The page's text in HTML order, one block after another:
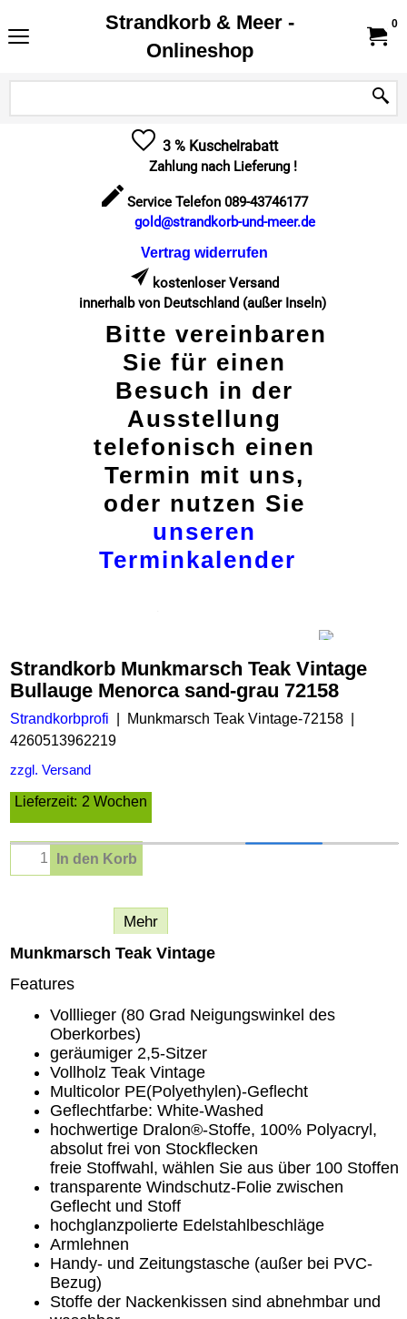
Strandkorb & Meer -
Onlineshop
0
3 % Kuschelrabatt
Zahlung nach Lieferung !
Service Telefon 089-43746177
gold@strandkorb-und-meer.de
Vertrag widerrufen
kostenloser Versand
innerhalb von Deutschland (außer Inseln)
Bitte vereinbaren
Sie für einen
Besuch in der
Ausstellung
telefonisch einen
Termin mit uns,
oder nutzen Sie
unseren
Terminkalender
Strandkorb Munkmarsch Teak Vintage
Bullauge Menorca sand-grau 72158
Strandkorbprofi
Munkmarsch Teak Vintage-72158
4260513962219
zzgl. Versand
Lieferzeit: 2 Wochen
In den Korb
Mehr
Munkmarsch Teak Vintage
Features
Volllieger (80 Grad Neigungswinkel des
Oberkorbes)
geräumiger 2,5-Sitzer
Vollholz Teak Vintage
Multicolor PE(Polyethylen)-Geflecht
Geflechtfarbe: White-Washed
hochwertige Dralon®-Stoffe, 100% Polyacryl,
absolut frei von Stockflecken
freie Stoffwahl, wählen Sie aus über 100 Stoffen
transparente Windschutz-Folie zwischen
Geflecht und Stoff
hochglanzpolierte Edelstahlbeschläge
Armlehnen
Handy- und Zeitungstasche (außer bei PVC-
Bezug)
Stoffe der Nackenkissen sind abnehmbar und